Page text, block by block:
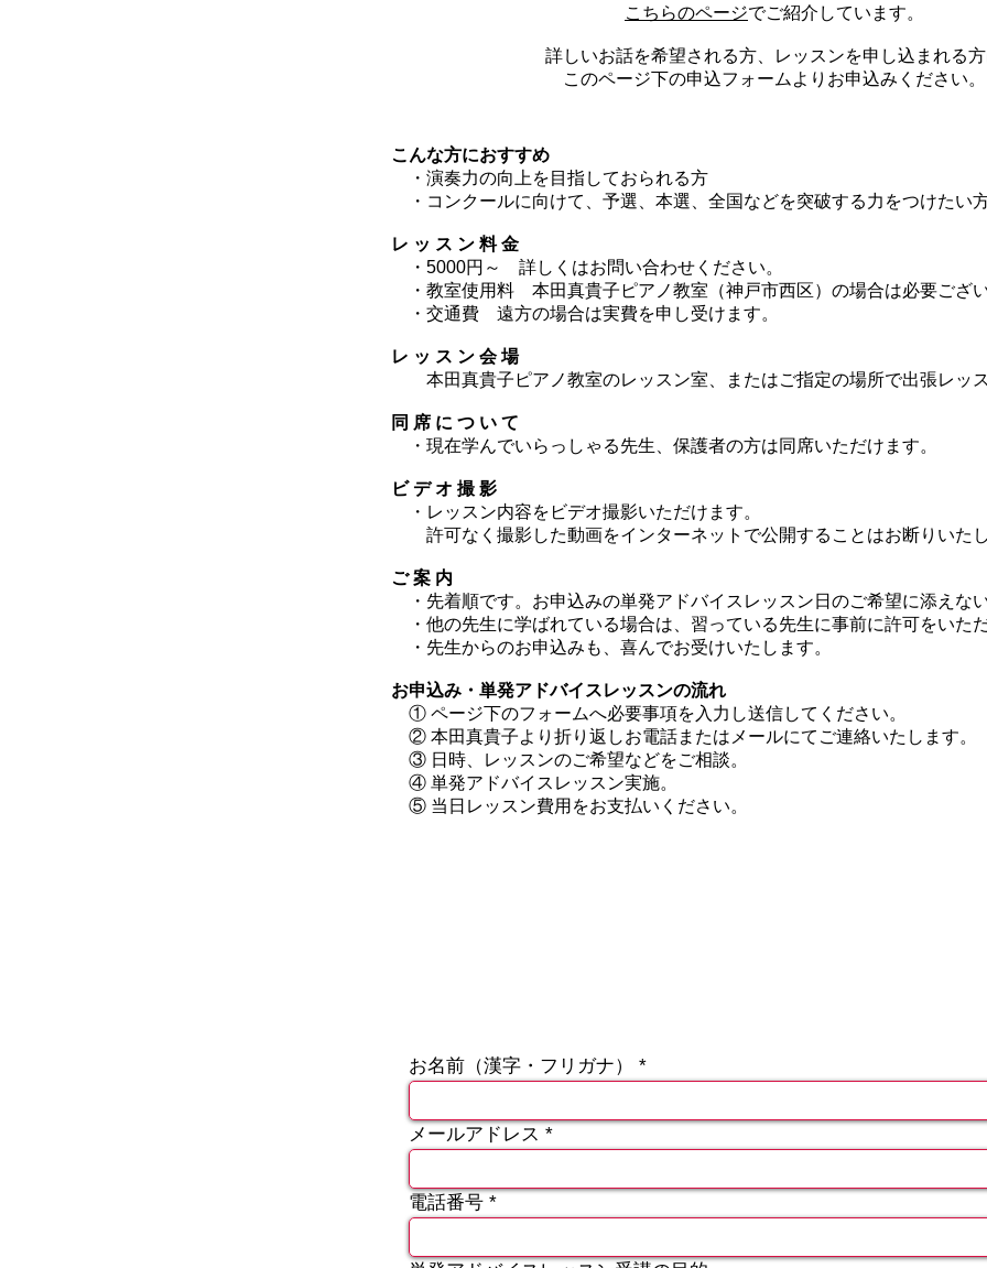
こちらのページでご紹介しています。
詳しいお話を希望される方、レッスンを申し込まれる
​このページ下の申込フォームよりお申込みください。
こんな方におすすめ
​ ・演奏力の向上を目指しておられる方
・コンクールに向けて、予選、本選、全国などを突破する力をつけたい
レ ッ ス ン 料 金
・5000円～ 詳しくはお問い合わせください。
・教室使用料 本田真貴子ピアノ教室（神戸市西区）の場合は必要ござい
・交通費 遠方の場合は実費を申し受けます。
レ ッ ス ン 会 場
本田真貴子ピアノ教室のレッスン室、またはご指定の場所で出張レッス
同 席 に つ い て
・現在学んでいらっしゃる先生、保護者の方は同席いただけます。
ビ デ オ 撮 影
・レッスン内容をビデオ撮影いただけます。
許可なく撮影した動画をインターネットで公開することはお断りいたし
ご 案 内
・先着順です。お申込みの単発アドバイスレッスン日のご希望に添えな
・他の先生に学ばれている場合は、習っている先生に事前に許可をいただ
​ ・先生からのお申込みも、喜んでお受けいたします。
お申込み・単発アドバイスレッスンの流れ
① ページ下のフォームへ必要事項を入力し送信してください。
② 本田真貴子より折り返しお電話またはメールにてご連絡いたします。
③ 日時、レッスンのご希望などをご相談。
④ 単発アドバイスレッスン実施。
⑤ 当日レッスン費用をお支払いください。
お名前（漢字・フリガナ）
メールアドレス
電話番号